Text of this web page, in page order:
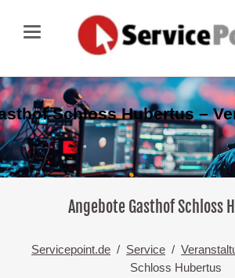
Schloss Hubertus –
Angebote Gasthof Schloss
Servicepoint.de Service
Schloss Hubertus